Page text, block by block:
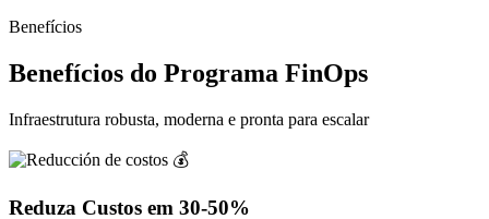
Benefícios
Benefícios do Programa FinOps
Infraestrutura robusta, moderna e pronta para escalar
💰
Reduza Custos em 30-50%